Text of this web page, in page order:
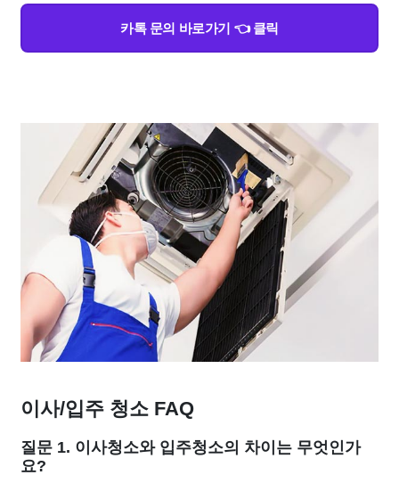
카톡 문의 바로가기 👈 클릭
이사/입주 청소 FAQ
질문 1. 이사청소와 입주청소의 차이는 무엇인가
요?